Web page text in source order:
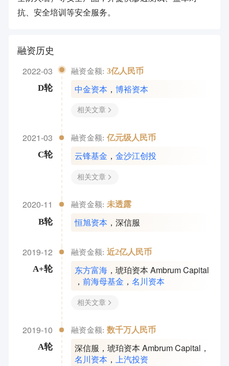
抗、安全培训等安全服务。
融资历史
2022-03
D轮
融资金额: 3亿人民币
中金资本 ，博裕资本
相关文章
2021-03
C轮
融资金额: 亿元级人民币
云锋基金 ，金沙江创投
相关文章
2020-11
B轮
融资金额: 未透露
恒旭资本 ，深信服
2019-12
A+轮
融资金额: 近2亿人民币
东方富海 ，琥珀资本 Ambrum Capital
，前海母基金 ，名川资本
相关文章
2019-10
A轮
融资金额: 数千万人民币
深信服 ，琥珀资本 Ambrum Capital ，
名川资本 ，上汽投资